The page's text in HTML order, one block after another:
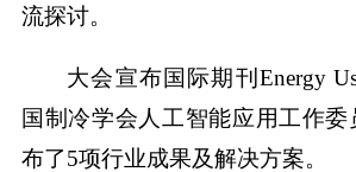
流探讨。
大会宣布国际期刊Energy
国制冷学会人工智能应用工作
布了5项行业成果及解决方案。